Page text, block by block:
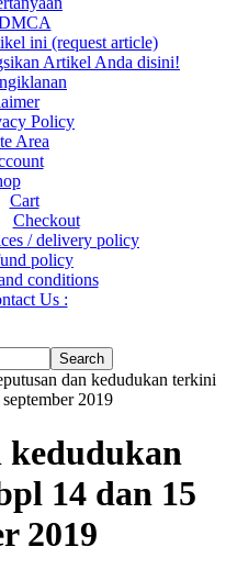
ini (request article)
Artikel Anda disini!
Policy
Area
Cart
Checkout
/ delivery policy
policy
conditions
Us :
dan kedudukan terkini
2019
kedudukan
14 dan 15
2019